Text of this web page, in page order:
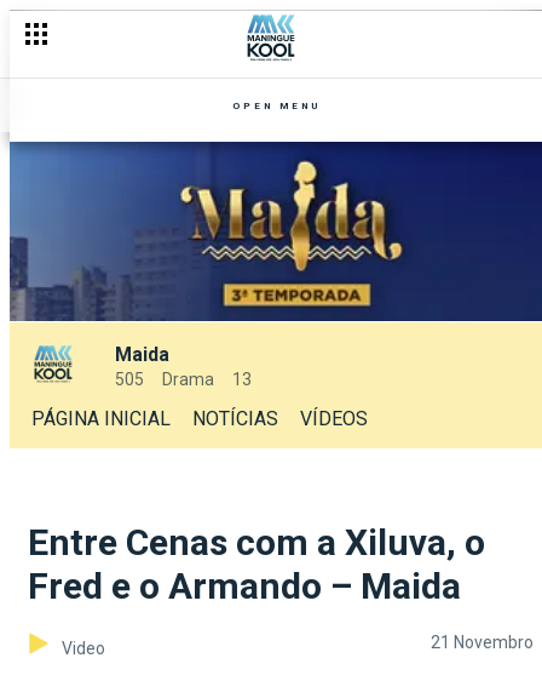
OPEN MENU
Maida
505 Drama 13
PÁGINA INICIAL NOTÍCIAS VÍDEOS
Entre Cenas com a Xiluva, o
Fred e o Armando – Maida
Video 21 Novembro